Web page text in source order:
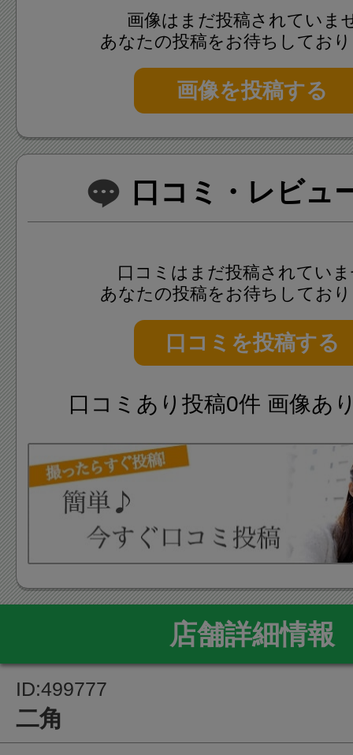
画像はまだ投稿されていま
あなたの投稿をお待ちしてお
画像を投稿する
口コミ・レビュ
口コミはまだ投稿されてい
あなたの投稿をお待ちしてお
口コミを投稿する
口コミあり投稿0件 画像あ
店舗詳細情報
ID:499777
二角